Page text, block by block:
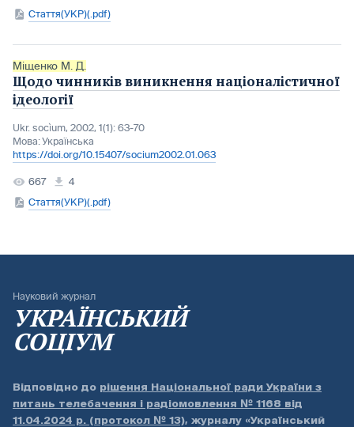
Стаття(УКР)(.pdf)
Міщенко М. Д.
Щодо чинників виникнення націоналістичної
ідеології
Ukr. socìum, 2002, 1(1): 63-70
Мова:Українська
https://doi.org/10.15407/socium2002.01.063
667
4
Стаття(УКР)(.pdf)
Науковий журнал
УКРАЇНСЬКИЙ
СОЦІУМ
Відповідно до рішення Національної ради України з
питань телебачення і радіомовлення № 1168 від
11.04.2024 р. (протокол № 13), журналу «Український